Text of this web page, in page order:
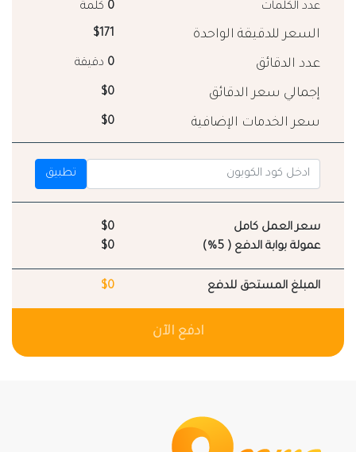
عدد الكلمات 0 كلمة
السعر للدقيقة الواحدة $171
عدد الدقائق 0 دقيقة
إجمالي سعر الدقائق $0
سعر الخدمات الإضافية $0
تطبيق
سعر العمل كامل
$0
عمولة بوابة الدفع ( 5%)
$0
المبلغ المستحق للدفع $0
ادفع الآن